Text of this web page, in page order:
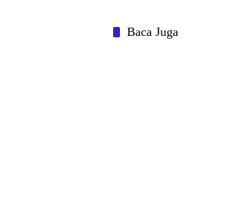
Baca Juga